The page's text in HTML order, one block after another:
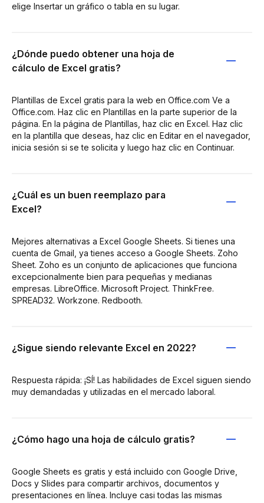
elige Insertar un gráfico o tabla en su lugar.
¿Dónde puedo obtener una hoja de
cálculo de Excel gratis?
Plantillas de Excel gratis para la web en Office.com Ve a
Office.com. Haz clic en Plantillas en la parte superior de la
página. En la página de Plantillas, haz clic en Excel. Haz clic
en la plantilla que deseas, haz clic en Editar en el navegador,
inicia sesión si se te solicita y luego haz clic en Continuar.
¿Cuál es un buen reemplazo para
Excel?
Mejores alternativas a Excel Google Sheets. Si tienes una
cuenta de Gmail, ya tienes acceso a Google Sheets. Zoho
Sheet. Zoho es un conjunto de aplicaciones que funciona
excepcionalmente bien para pequeñas y medianas
empresas. LibreOffice. Microsoft Project. ThinkFree.
SPREAD32. Workzone. Redbooth.
¿Sigue siendo relevante Excel en 2022?
Respuesta rápida: ¡SÍ! Las habilidades de Excel siguen siendo
muy demandadas y utilizadas en el mercado laboral.
¿Cómo hago una hoja de cálculo gratis?
Google Sheets es gratis y está incluido con Google Drive,
Docs y Slides para compartir archivos, documentos y
presentaciones en línea. Incluye casi todas las mismas